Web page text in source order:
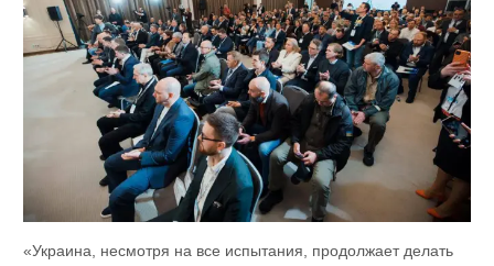
«Украина, несмотря на все испытания, продолжает делать